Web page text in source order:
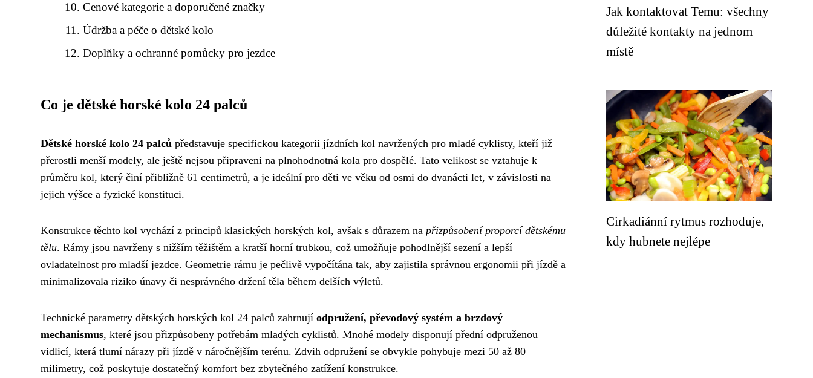
Cenové kategorie a doporučené značky
Údržba a péče o dětské kolo
Doplňky a ochranné pomůcky pro jezdce
Co je dětské horské kolo 24 palců
Dětské horské kolo 24 palců představuje specifickou kategorii jízdních kol navržených pro mladé cyklisty, kteří již
přerostli menší modely, ale ještě nejsou připraveni na plnohodnotná kola pro dospělé. Tato velikost se vztahuje k
průměru kol, který činí přibližně 61 centimetrů, a je ideální pro děti ve věku od osmi do dvanácti let, v závislosti na
jejich výšce a fyzické konstituci.
Konstrukce těchto kol vychází z principů klasických horských kol, avšak s důrazem na přizpůsobení proporcí dětskému
tělu. Rámy jsou navrženy s nižším těžištěm a kratší horní trubkou, což umožňuje pohodlnější sezení a lepší
ovladatelnost pro mladší jezdce. Geometrie rámu je pečlivě vypočítána tak, aby zajistila správnou ergonomii při jízdě a
minimalizovala riziko únavy či nesprávného držení těla během delších výletů.
Technické parametry dětských horských kol 24 palců zahrnují odpružení, převodový systém a brzdový
mechanismus, které jsou přizpůsobeny potřebám mladých cyklistů. Mnohé modely disponují přední odpruženou
vidlicí, která tlumí nárazy při jízdě v náročnějším terénu. Zdvih odpružení se obvykle pohybuje mezi 50 až 80
milimetry, což poskytuje dostatečný komfort bez zbytečného zatížení konstrukce.
Jak kontaktovat Temu: všechny
důležité kontakty na jednom
místě
Cirkadiánní rytmus rozhoduje,
kdy hubnete nejlépe